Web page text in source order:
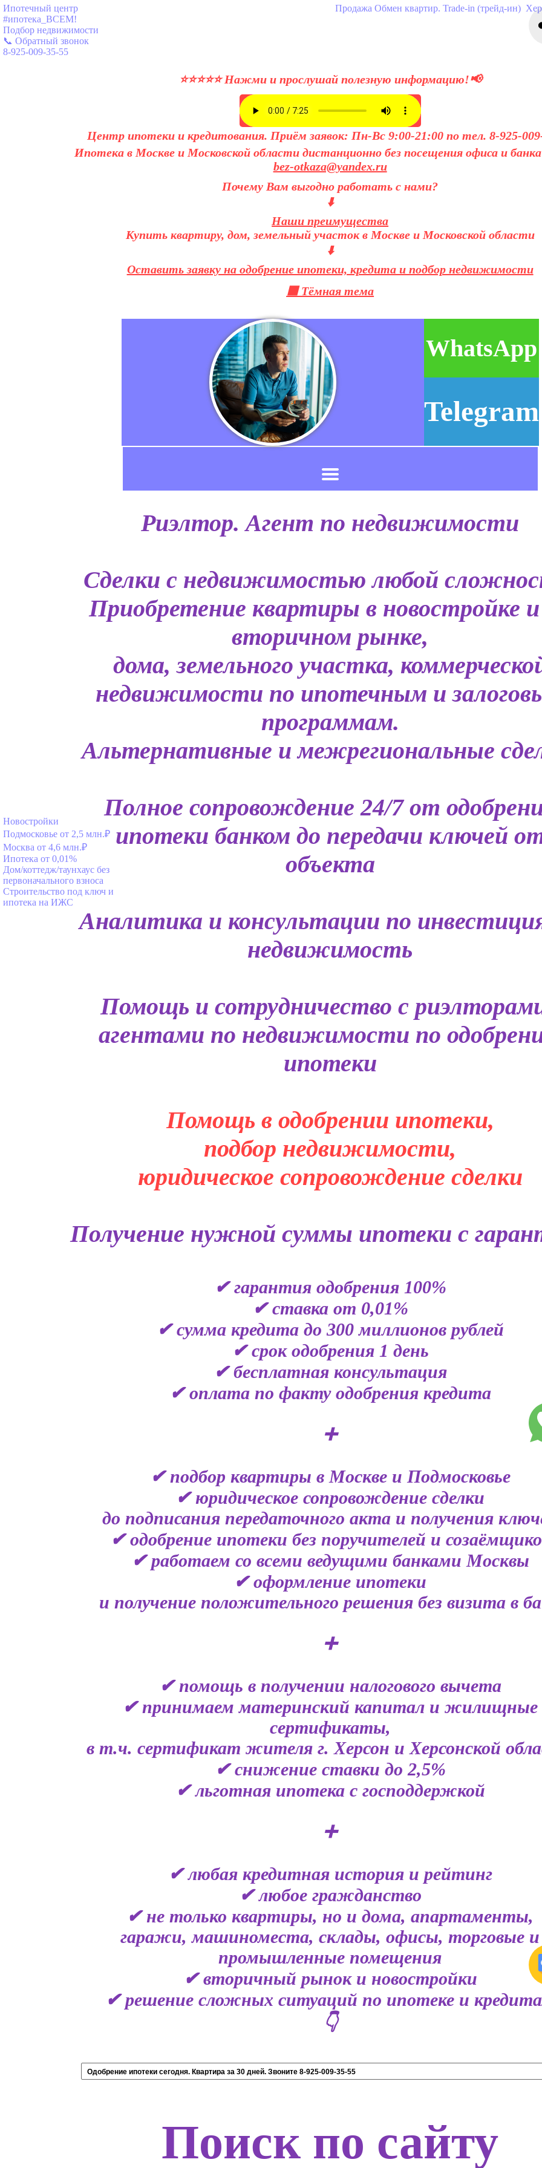
Продажа Обмен квартир. Trade-in (трейд-ин)
Ипотечный центр
#ипотека_ВСЕМ!
Подбор недвижимости
📞 Обратный звонок
8-925-009-35-55
Новостройки
Подмосковье от 2,5 млн.₽
Москва от 4,6 млн.₽
Ипотека от 0,01%
Дом/коттедж/таунхаус без
первоначального взноса
Строительство под ключ и
ипотека на ИЖС
⭐⭐⭐⭐⭐ Нажми и прослушай полезную информацию!📢
Центр ипотеки и кредитования. Приём заявок: Пн-Вс 9:00-21:00 по тел. 8-925-
Ипотека в Москве и Московской области дистанционно без посещения офиса и
bez-otkaza@yandex.ru
Почему Вам выгодно работать с нами?
⬇️
Наши преимущества
Купить квартиру, дом, земельный участок в Москве и Московской области
⬇️
Оставить заявку на одобрение ипотеки, кредита и подбор недвижимости
⬛ Тёмная тема
WhatsApp
Telegram
Риэлтор. Агент по недвижимости
Сделки с недвижимостью любой
Приобретение квартиры в новостройке
вторичном рынке,
дома, земельного участка,
недвижимости по ипотечным и
программам.
Альтернативные и межрегиональные
Полное сопровождение 24/7 от
ипотеки банком до передачи ключей
объекта
Аналитика и консультации по
недвижимость
Помощь и сотрудничество с
агентами по недвижимости по
ипотеки
Помощь в одобрении ипотеки,
подбор недвижимости,
юридическое сопровождение сделки
Получение нужной суммы ипотеки с
✔ гарантия одобрения 100%
✔ ставка от 0,01%
✔ сумма кредита до 300 миллионов рублей
✔ срок одобрения 1 день
✔ бесплатная консультация
✔ оплата по факту одобрения кредита
➕
✔ подбор квартиры в Москве и Подмосковье
✔ юридическое сопровождение сделки
до подписания передаточного акта и получения
✔ одобрение ипотеки без поручителей и
✔ работаем со всеми ведущими банками Москвы
✔ оформление ипотеки
и получение положительного решения без визита в
➕
✔ помощь в получении налогового вычета
✔ принимаем материнский капитал и жилищные
сертификаты,
в т.ч. сертификат жителя г. Херсон и Херсонской
✔ снижение ставки до 2,5%
✔ льготная ипотека с господдержкой
➕
✔ любая кредитная история и рейтинг
✔ любое гражданство
✔ не только квартиры, но и дома, апартаменты,
гаражи, машиноместа, склады, офисы, торговые и
промышленные помещения
✔ вторичный рынок и новостройки
✔ решение сложных ситуаций по ипотеке и
👇
Поиск по сайту